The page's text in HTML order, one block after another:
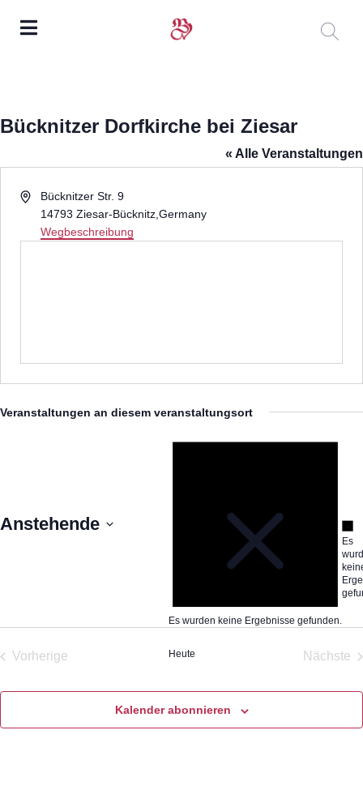
Bücknitzer Dorfkirche bei Ziesar
« Alle Veranstaltungen
AdresseBücknitzer Str. 9
14793 Ziesar-Bücknitz ,Germany
Wegbeschreibung
Veranstaltungen an diesem veranstaltungsort
Es
Es wurden keine Ergebnisse gefunden.
Anstehende
Vorherige
Heute
Nächste
Kalender abonnieren